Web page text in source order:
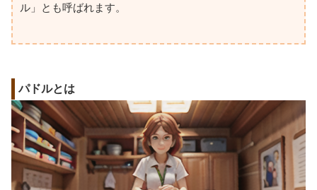
ル」とも呼ばれます。
パドルとは